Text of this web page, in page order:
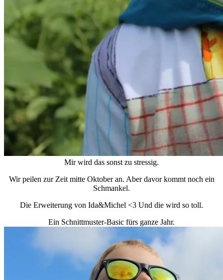
Mir wird das sonst zu stressig.
Wir peilen zur Zeit mitte Oktober an. Aber davor kommt noch ein
Schmankel.
Die Erweiterung von Ida&Michel <3 Und die wird so toll.
Ein Schnittmuster-Basic fürs ganze Jahr.